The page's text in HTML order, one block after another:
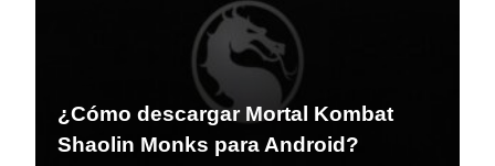
¿Cómo descargar Mortal Kombat
Shaolin Monks para Android?